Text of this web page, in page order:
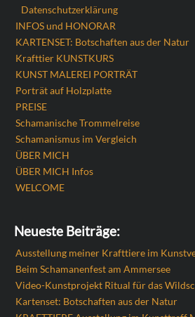
Datenschutzerklärung
INFOS und HONORAR
KARTENSET: Botschaften aus der Natur
Krafttier KUNSTKURS
KUNST MALEREI PORTRÄT
Porträt auf Holzplatte
PREISE
Schamanische Trommelreise
Schamanismus im Vergleich
ÜBER MICH
ÜBER MICH Infos
WELCOME
Neueste Beiträge:
Ausstellung meiner Krafttiere im
Beim Schamanenfest am Ammersee
Video-Kunstprojekt Ritual für das
Kartenset: Botschaften aus der Natur